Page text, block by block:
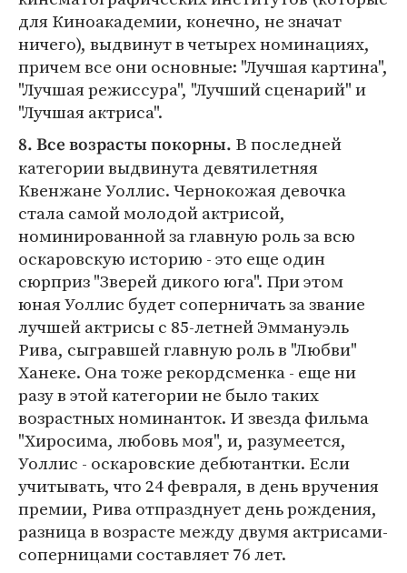
для Киноакадемии, конечно, не значат
ничего), выдвинут в четырех номинациях,
причем все они основные: "Лучшая картина",
"Лучшая режиссура", "Лучший сценарий" и
"Лучшая актриса".
8. Все возрасты покорны. В последней
категории выдвинута девятилетняя
Квенжане Уоллис. Чернокожая девочка
стала самой молодой актрисой,
номинированной за главную роль за всю
оскаровскую историю - это еще один
сюрприз "Зверей дикого юга". При этом
юная Уоллис будет соперничать за звание
лучшей актрисы с 85-летней Эммануэль
Рива, сыгравшей главную роль в "Любви"
Ханеке. Она тоже рекордсменка - еще ни
разу в этой категории не было таких
возрастных номинанток. И звезда фильма
"Хиросима, любовь моя", и, разумеется,
Уоллис - оскаровские дебютантки. Если
учитывать, что 24 февраля, в день вручения
премии, Рива отпразднует день рождения,
разница в возрасте между двумя актрисами-
соперницами составляет 76 лет.